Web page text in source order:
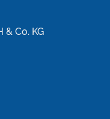
& Co. KG